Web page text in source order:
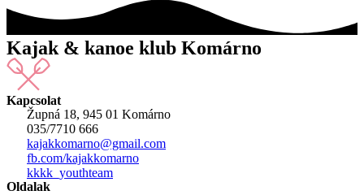
Kajak & kanoe klub Komárno
Kapcsolat
Župná 18, 945 01 Komárno
035/7710 666
kajakkomarno@gmail.com
fb.com/kajakkomarno
kkkk_youthteam
Oldalak